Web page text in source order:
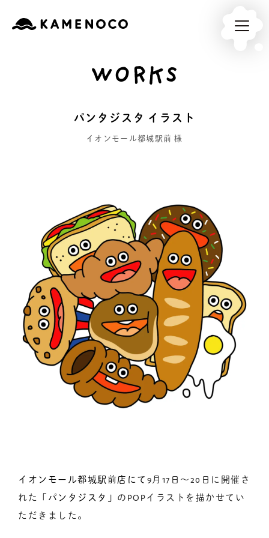
WORKS
パンタジスタ イラスト
イオンモール都城駅前 様
イオンモール都城駅前店にて 9月17日〜20日に開催さ
れた「 パンタジスタ 」のPOPイラストを描かせてい
ただきました。